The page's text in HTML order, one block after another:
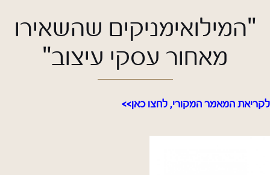
כוסות ובקבוקים
משתמש חדש/אורח
להרשמה
"המילואימניקים שהשאירו
מאחור עסקי עיצוב"
לקריאת המאמר המקורי, לחצו כאן>>